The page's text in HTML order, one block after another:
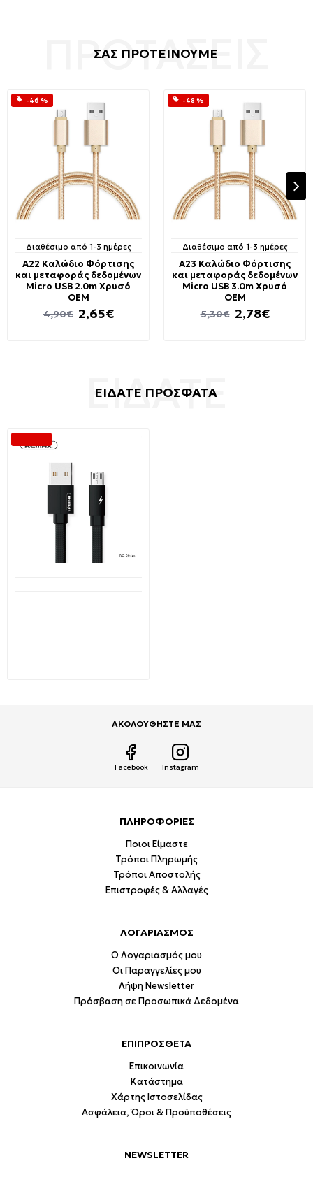
ΣΑΣ ΠΡΟΤΕΙΝΟΥΜΕ
-46 %
Διαθέσιμο από 1-3 ημέρες
A22 Καλώδιο Φόρτισης
και μεταφοράς δεδομένων
Micro USB 2.0m Χρυσό
OEM
2,65€
4,90€
-48 %
Διαθέσιμο από 1-3 ημέρες
A23 Καλώδιο Φόρτισης
και μεταφοράς δεδομένων
Micro USB 3.0m Χρυσό
OEM
2,78€
5,30€
ΕΙΔΑΤΕ ΠΡΟΣΦΑΤΑ
ΑΚΟΛΟΥΘΗΣΤΕ ΜΑΣ
Facebook Instagram
ΠΛΗΡΟΦΟΡΙΕΣ
Ποιοι Είμαστε
Τρόποι Πληρωμής
Τρόποι Αποστολής
Επιστροφές & Αλλαγές
ΛΟΓΑΡΙΑΣΜΟΣ
Ο Λογαριασμός μου
Οι Παραγγελίες μου
Λήψη Newsletter
Πρόσβαση σε Προσωπικά Δεδομένα
ΕΠΙΠΡΟΣΘΕΤΑ
Επικοινωνία
Κατάστημα
Χάρτης Ιστοσελίδας
Ασφάλεια, Όροι & Προϋποθέσεις
NEWSLETTER